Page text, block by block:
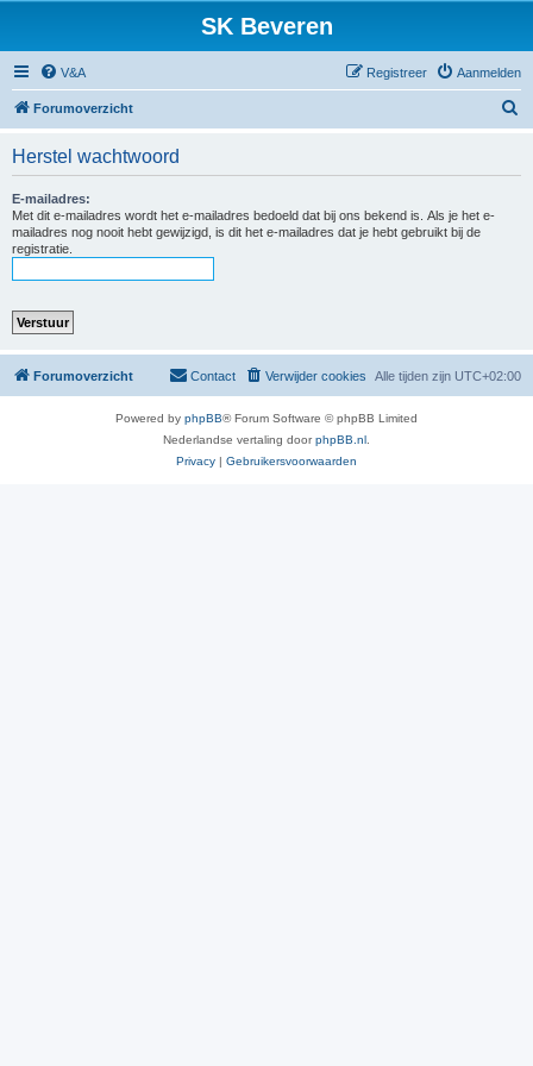
SK Beveren
V&A Aanmelden
Registreer
Forumoverzicht
Herstel wachtwoord
E-mailadres:
Met dit e-mailadres wordt het e-mailadres bedoeld dat bij ons bekend is. Als je het e-
mailadres nog nooit hebt gewijzigd, is dit het e-mailadres dat je hebt gebruikt bij de
registratie.
Forumoverzicht Alle tijden zijn UTC+02:00
Verwijder cookies
Contact
Powered by phpBB® Forum Software © phpBB Limited
Nederlandse vertaling doorphpBB.nl
Privacy | Gebruikersvoorwaarden